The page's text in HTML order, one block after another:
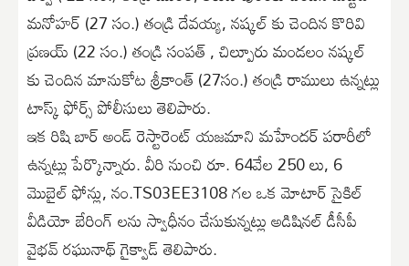
మనోహర్ (27 సం.) తండ్రి దేవయ్య, నష్కల్ కు చెందిన కొరివి
ప్రణయ్ (22 సం.) తండ్రి సంపత్ , చిల్పూరు మండలం నష్కల్
కు చెందిన మానుకోట శ్రీకాంత్ (27సం.) తండ్రి రాములు ఉన్నట్లు
టాస్క్ ఫోర్స్ పోలీసులు తెలిపారు.
ఇక రిషి బార్ అండ్ రెస్టారెంట్ యజమాని మహేందర్ పరారీలో
ఉన్నట్లు పేర్కొన్నారు. వీరి నుంచి రూ. 64వేల 250 లు, 6
మొబైల్ ఫోన్లు, నం.TS03EE3108 గల ఒక మోటార్ సైకిల్
వీడియో బేరింగ్ లను స్వాధీనం చేసుకున్నట్లు అడిషినల్ డీసీపీ
వైభవ్ రఘునాథ్ గైక్వాడ్ తెలిపారు.